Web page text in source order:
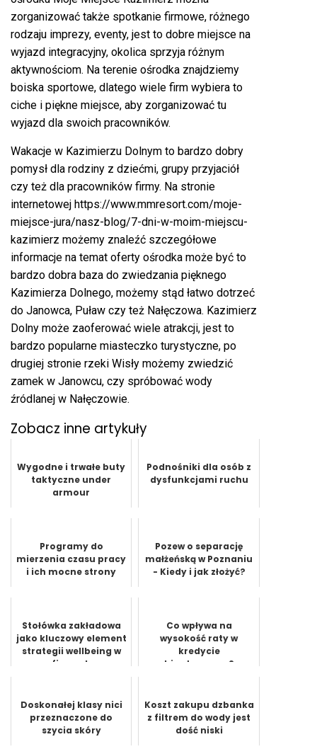
zorganizować także spotkanie firmowe, różnego
rodzaju imprezy, eventy, jest to dobre miejsce na
wyjazd integracyjny, okolica sprzyja różnym
aktywnościom. Na terenie ośrodka znajdziemy
boiska sportowe, dlatego wiele firm wybiera to
ciche i piękne miejsce, aby zorganizować tu
wyjazd dla swoich pracowników.
Wakacje w Kazimierzu Dolnym to bardzo dobry
pomysł dla rodziny z dziećmi, grupy przyjaciół
czy też dla pracowników firmy. Na stronie
internetowej https://www.mmresort.com/moje-
miejsce-jura/nasz-blog/7-dni-w-moim-miejscu-
kazimierz możemy znaleźć szczegółowe
informacje na temat oferty ośrodka może być to
bardzo dobra baza do zwiedzania pięknego
Kazimierza Dolnego, możemy stąd łatwo dotrzeć
do Janowca, Puław czy też Nałęczowa. Kazimierz
Dolny może zaoferować wiele atrakcji, jest to
bardzo popularne miasteczko turystyczne, po
drugiej stronie rzeki Wisły możemy zwiedzić
zamek w Janowcu, czy spróbować wody
źródlanej w Nałęczowie.
Zobacz inne artykuły
Wygodne i trwałe buty
taktyczne under
armour
Podnośniki dla osób z
dysfunkcjami ruchu
Programy do
mierzenia czasu pracy
i ich mocne strony
Pozew o separację
małżeńską w Poznaniu
- Kiedy i jak złożyć?
Stołówka zakładowa
jako kluczowy element
strategii wellbeing w
firmach
Co wpływa na
wysokość raty w
kredycie
hipotecznym?
Doskonałej klasy nici
przeznaczone do
szycia skóry
Koszt zakupu dzbanka
z filtrem do wody jest
dość niski